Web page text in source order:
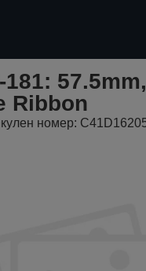
Ribbon
номер: